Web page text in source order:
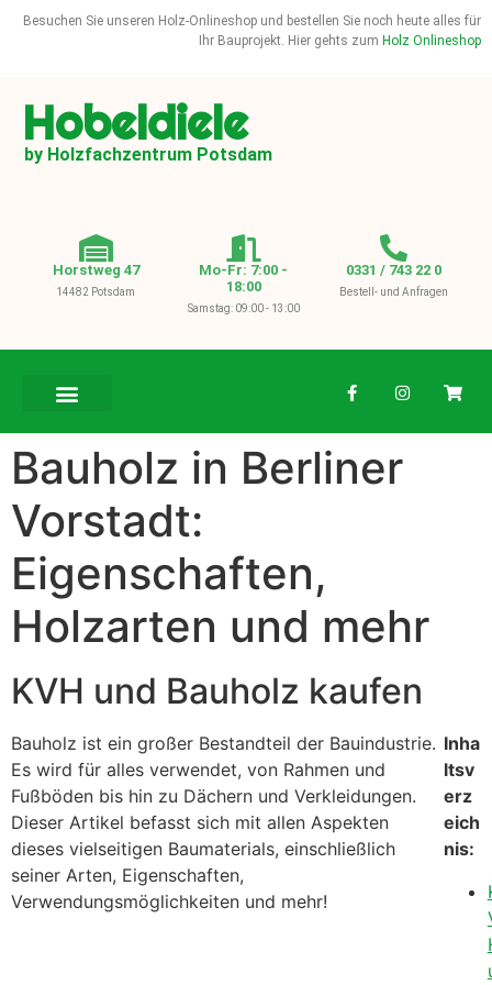
Besuchen Sie unseren Holz-Onlineshop und bestellen Sie noch heute alles für
Ihr Bauprojekt. Hier gehts zum Holz Onlineshop
Hobeldiele
by Holzfachzentrum Potsdam
Horstweg 47
14482 Potsdam
Mo-Fr: 7:00 -
18:00
Samstag: 09:00 - 13:00
0331 / 743 22 0
Bestell- und Anfragen
Bauholz in Berliner
Vorstadt:
Eigenschaften,
Holzarten und mehr
KVH und Bauholz kaufen
Bauholz ist ein großer Bestandteil der Bauindustrie.
Es wird für alles verwendet, von Rahmen und
Fußböden bis hin zu Dächern und Verkleidungen.
Dieser Artikel befasst sich mit allen Aspekten
dieses vielseitigen Baumaterials, einschließlich
seiner Arten, Eigenschaften,
Verwendungsmöglichkeiten und mehr!
Inha
ltsv
erz
eich
nis: